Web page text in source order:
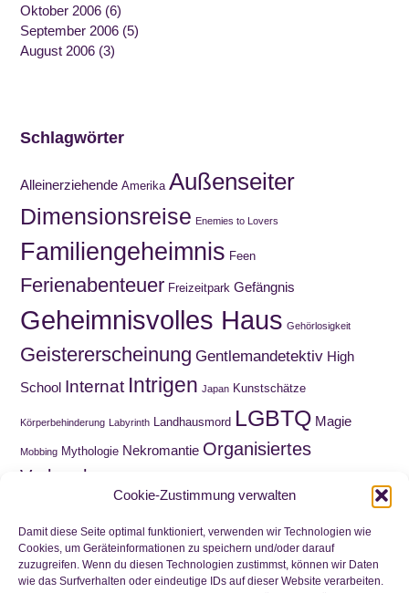
Cookie-Zustimmung verwalten
Damit diese Seite optimal funktioniert, verwenden wir Technologien wie
Cookies, um Geräteinformationen zu speichern und/oder darauf
zuzugreifen. Wenn du diesen Technologien zustimmst, können wir Daten
wie das Surfverhalten oder eindeutige IDs auf dieser Website verarbeiten.
Oktober 2006 (6)
September 2006 (5)
August 2006 (3)
Schlagwörter
Alleinerziehende Amerika Außenseiter
Dimensionsreise Enemies to Lovers
Familiengeheimnis Feen
Ferienabenteuer Freizeitpark Gefängnis
Geheimnisvolles Haus Gehörlosigkeit
Geistererscheinung Gentlemandetektiv High
School Internat Intrigen Japan Kunstschätze
Körperbehinderung Labyrinth Landhausmord LGBTQ Magie
Mobbing Mythologie Nekromantie Organisiertes
Verbrechen
Schatzsuche Schnitzeljagd Schottland
Schule Trauer Viktorianische Ära Wahnsinn
Waisenkind Wirtschaftskrise Wortwitz Zeitreise